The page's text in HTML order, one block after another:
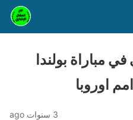
مباراة بولندا
اوروبا
3 سنوات ago